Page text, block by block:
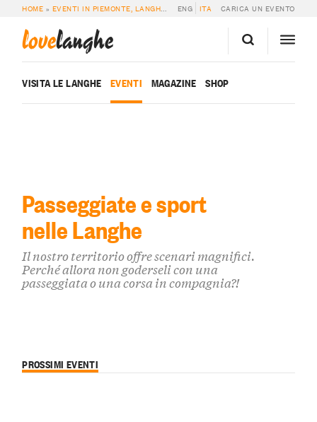
HOME » EVENTI IN PIEMONTE, LANGHE E ROERO »EVENTI SPORTIVI &
ENG ITA CARICA UN EVENTO
lovelanghe
VISITA LE LANGHE EVENTI MAGAZINE SHOP
Passeggiate e sport
nelle Langhe
Il nostro territorio offre scenari magnifici.
Perché allora non goderseli con una
passeggiata o una corsa in compagnia?!
PROSSIMI EVENTI